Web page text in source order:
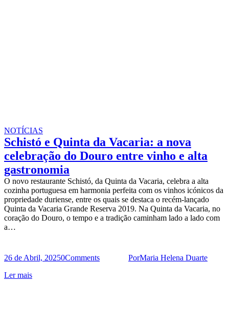
NOTÍCIAS
Schistó e Quinta da Vacaria: a nova
celebração do Douro entre vinho e alta
gastronomia
O novo restaurante Schistó, da Quinta da Vacaria, celebra a alta
cozinha portuguesa em harmonia perfeita com os vinhos icónicos da
propriedade duriense, entre os quais se destaca o recém-lançado
Quinta da Vacaria Grande Reserva 2019. Na Quinta da Vacaria, no
coração do Douro, o tempo e a tradição caminham lado a lado com
a…
26 de Abril, 20250Comments PorMaria Helena Duarte
Ler mais